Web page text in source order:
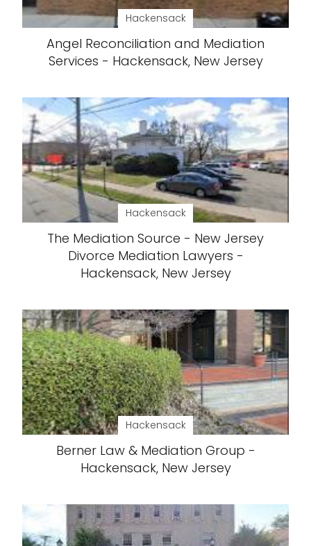
Hackensack
Angel Reconciliation and Mediation
Services - Hackensack, New Jersey
Hackensack
The Mediation Source - New Jersey
Divorce Mediation Lawyers -
Hackensack, New Jersey
Hackensack
Berner Law & Mediation Group -
Hackensack, New Jersey